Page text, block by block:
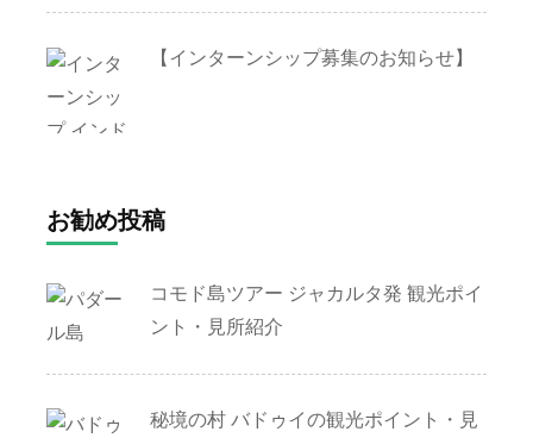
【インターンシップ募集のお知らせ】
お勧め投稿
コモド島ツアー ジャカルタ発 観光ポイ
ント・見所紹介
秘境の村 バドゥイの観光ポイント・見